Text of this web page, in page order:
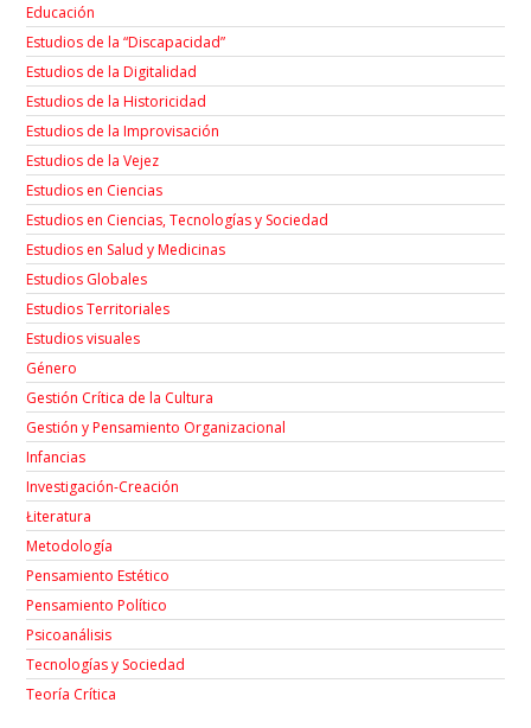
Educación
Estudios de la “Discapacidad”
Estudios de la Digitalidad
Estudios de la Historicidad
Estudios de la Improvisación
Estudios de la Vejez
Estudios en Ciencias
Estudios en Ciencias, Tecnologías y Sociedad
Estudios en Salud y Medicinas
Estudios Globales
Estudios Territoriales
Estudios visuales
Género
Gestión Crítica de la Cultura
Gestión y Pensamiento Organizacional
Infancias
Investigación-Creación
Łiteratura
Metodología
Pensamiento Estético
Pensamiento Político
Psicoanálisis
Tecnologías y Sociedad
Teoría Crítica